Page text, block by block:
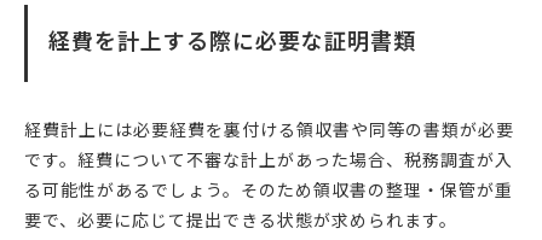
経費を計上する際に必要な証明書類
経費計上には必要経費を裏付ける領収書や同等の書類が必要
です。経費について不審な計上があった場合、税務調査が入
る可能性があるでしょう。そのため領収書の整理・保管が重
要で、必要に応じて提出できる状態が求められます。